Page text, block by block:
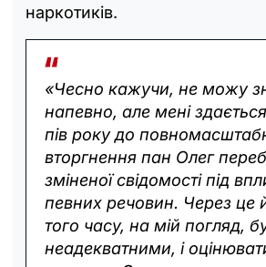
наркотиків.
«Чесно кажучи, не можу
напевно, але мені
пів року до
вторгнення пан Олег
зміненої свідомості під
певних речовин. Через це
того часу, на мій погляд,
неадекватними, і